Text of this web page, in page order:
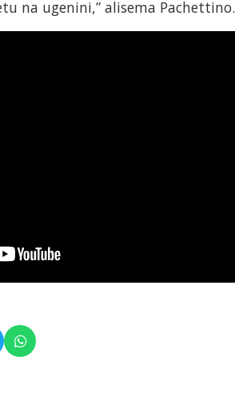
na ugenini,” alisema Pachettino.